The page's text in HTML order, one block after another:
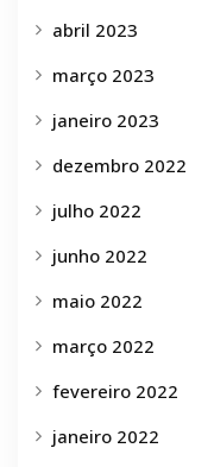
abril 2023
março 2023
janeiro 2023
dezembro 2022
julho 2022
junho 2022
maio 2022
março 2022
fevereiro 2022
janeiro 2022